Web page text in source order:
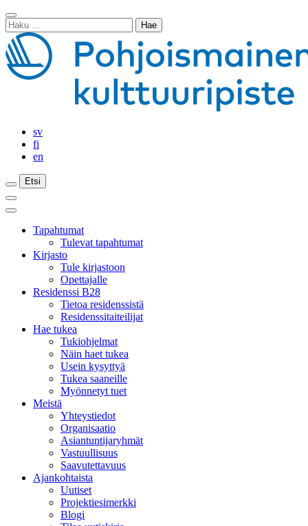
Siirry
sisältöön
Sulje
haku
Haku:
sv
fi
en
Etsi
Etsi
Etsi
Päävalikko
Sulje
päävalikkoTapahtumat
Tulevat tapahtumat
Kirjasto
Tule kirjastoon
Opettajalle
Residenssi B28
Tietoa residenssistä
Residenssitaiteilijat
Hae tukea
Tukiohjelmat
Näin haet tukea
Usein kysyttyä
Tukea saaneille
Myönnetyt tuet
Meistä
Yhteystiedot
Organisaatio
Asiantuntijaryhmät
Vastuullisuus
Saavutettavuus
Ajankohtaista
Uutiset
Projektiesimerkki
Blogi